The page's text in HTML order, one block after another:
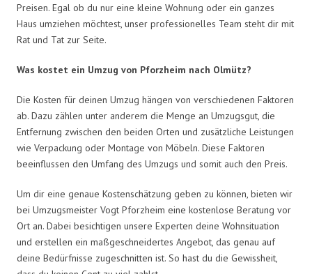
Preisen. Egal ob du nur eine kleine Wohnung oder ein ganzes
Haus umziehen möchtest, unser professionelles Team steht dir mit
Rat und Tat zur Seite.
Was kostet ein Umzug von Pforzheim nach Olmütz?
Die Kosten für deinen Umzug hängen von verschiedenen Faktoren
ab. Dazu zählen unter anderem die Menge an Umzugsgut, die
Entfernung zwischen den beiden Orten und zusätzliche Leistungen
wie Verpackung oder Montage von Möbeln. Diese Faktoren
beeinflussen den Umfang des Umzugs und somit auch den Preis.
Um dir eine genaue Kostenschätzung geben zu können, bieten wir
bei Umzugsmeister Vogt Pforzheim eine kostenlose Beratung vor
Ort an. Dabei besichtigen unsere Experten deine Wohnsituation
und erstellen ein maßgeschneidertes Angebot, das genau auf
deine Bedürfnisse zugeschnitten ist. So hast du die Gewissheit,